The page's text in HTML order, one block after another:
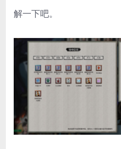
解一下吧。